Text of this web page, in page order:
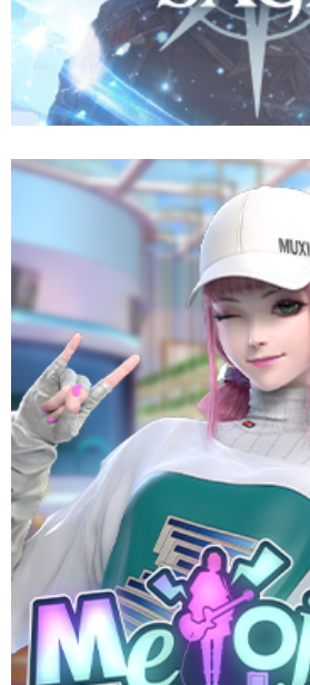
ที่สุดของเกมดนตรีที่ใครๆก็ต้องแจม ฟอร์ม
ดนตรี กับเพลงฮิตติดชาร์ตกว่า 100 เพลง มัน
มันส์ทุก BEAT กรี๊ดทุก MELODY เพร
Website